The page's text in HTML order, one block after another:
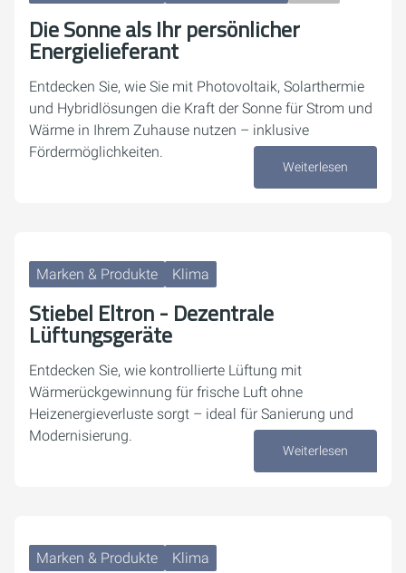
Die Sonne als Ihr persönlicher
Energielieferant
Entdecken Sie, wie Sie mit Photovoltaik, Solarthermie
und Hybridlösungen die Kraft der Sonne für Strom und
Wärme in Ihrem Zuhause nutzen – inklusive
Fördermöglichkeiten.
Weiterlesen
Marken & Produkte Klima
Stiebel Eltron - Dezentrale
Lüftungsgeräte
Entdecken Sie, wie kontrollierte Lüftung mit
Wärmerückgewinnung für frische Luft ohne
Heizenergieverluste sorgt – ideal für Sanierung und
Modernisierung.
Weiterlesen
Marken & Produkte Klima